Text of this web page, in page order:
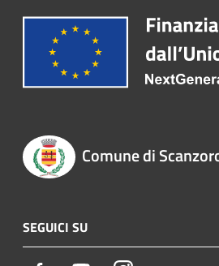
Comune di
SEGUICI SU